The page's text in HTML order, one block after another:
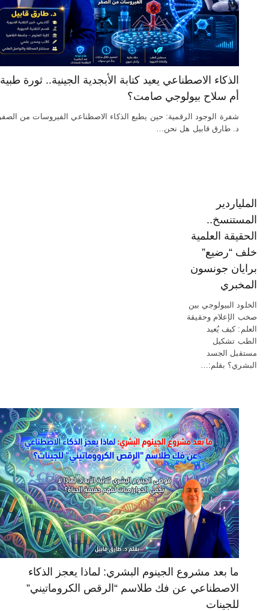
الذكاء الاصطناعي يعيد كتابة الأبجدية الجينية.. ثورة طبية
أم سلاح بيولوجي صامت؟
شفرة الوجود الرقمية: حين يطبع الذكاء الاصطناعي الفيروسات من الصفر
د. طارق قابيل هل نحن…
الملياردير
المستنسخ..
الحقيقة العلمية
خلف “رضيع”
برايان جونسون
المخبري
الخلود البيولوجي بين
صخب الإعلام وحقيقة
العلم: كيف يُعيد
الطب تشكيل
مستقبل الجسد
البشري؟ بقلم:…
ما بعد مشروع الجينوم البشري: لماذا يعجز الذكاء
الاصطناعي عن فك طلاسم “الرقص الكروماتيني”
للجينات